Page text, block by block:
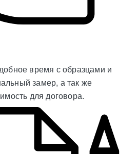
время с образцами и
замер, а так же
для договора.